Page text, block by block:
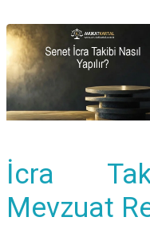
İcra
Mevzuat